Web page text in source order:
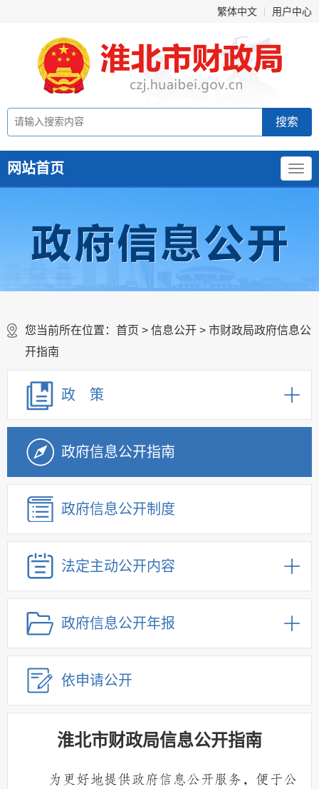
繁体中文 用户中心
网站首页
您当前所在位置： 首页 > 信息公开 > 市财政局政府信息公
开指南
政 策
政府信息公开指南
政府信息公开制度
法定主动公开内容
政府信息公开年报
依申请公开
淮北市财政局信息公开指南
为更好地提供政府信息公开服务，便于公